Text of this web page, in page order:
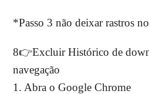
*Passo 3 não deixar rastros
8👉Excluir Histórico de
navegação
1. Abra o Google Chrome